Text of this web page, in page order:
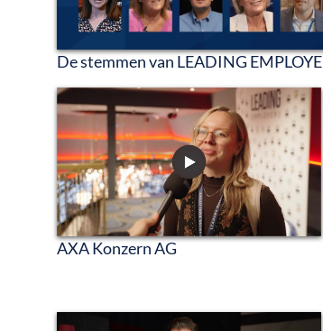
De stemmen van LEADING
AXA Konzern AG